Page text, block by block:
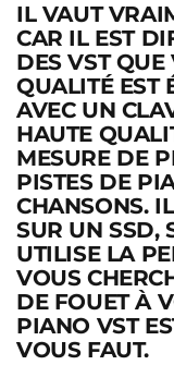
IL VAUT
CAR IL EST
DES VST QUE
QUALITÉ EST
AVEC UN
HAUTE
MESURE DE
PISTES DE
CHANSONS.
SUR UN SSD,
UTILISE LA
VOUS
DE FOUET À
PIANO VST
VOUS FAUT.